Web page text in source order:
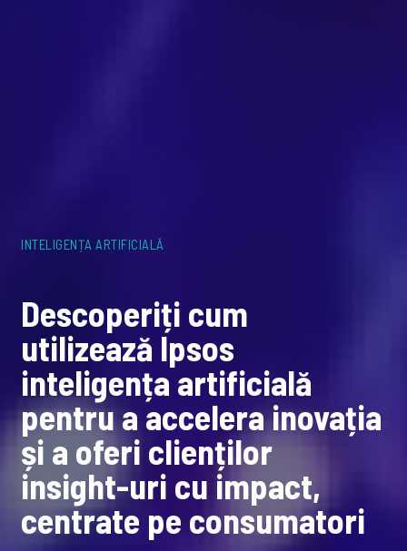
INTELIGENȚA ARTIFICIALĂ
Descoperiți cum
utilizează Ipsos
inteligența artificială
pentru a accelera inovația
și a oferi clienților
insight-uri cu impact,
centrate pe consumatori